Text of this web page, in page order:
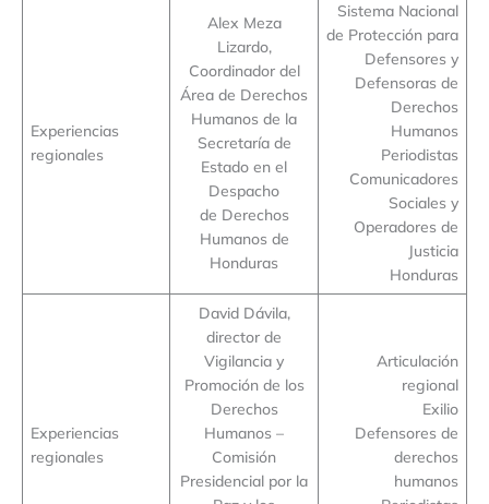
Experiencias
regionales
Alex Meza
Lizardo,
Coordinador del
Área de Derechos
Humanos de la
Secretaría de
Estado en el
Despacho
de Derechos
Humanos de
Honduras
Sistema Nacional
de Protección para
Defensores y
Defensoras de
Derechos
Humanos
Periodistas
Comunicadores
Sociales y
Operadores de
Justicia
Honduras
Experiencias
regionales
David Dávila,
director de
Vigilancia y
Promoción de los
Derechos
Humanos –
Comisión
Presidencial por la
Articulación
regional
Exilio
Defensores de
derechos
humanos